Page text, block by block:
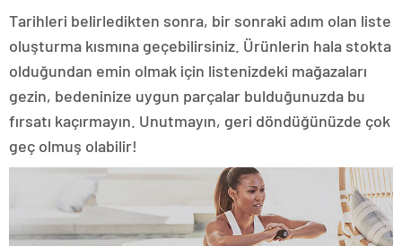
Tarihleri belirledikten sonra, bir sonraki adım olan liste
oluşturma kısmına geçebilirsiniz. Ürünlerin hala stokta
olduğundan emin olmak için listenizdeki mağazaları
gezin, bedeninize uygun parçalar bulduğunuzda bu
fırsatı kaçırmayın. Unutmayın, geri döndüğünüzde çok
geç olmuş olabilir!